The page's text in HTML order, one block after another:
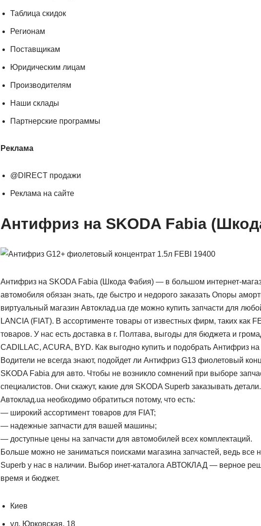
Таблица скидок
Регионам
Поставщикам
Юридическим лицам
Производителям
Наши склады
Партнерские программы
Реклама
@DIRECT продажи
Реклама на сайте
Антифриз на SKODA Fabia
Антифриз на SKODA Fabia (Шкода Фабия) — в большом интернет-
автомобиля обязан знать, где быстро и недорого заказать Опоры
виртуальный магазин Автоклад.ua где можно купить запчасти для
LANCIA (FIAT). В ассортименте товары от известных фирм, таких как
товаров. У нас есть доставка в г. Полтава, выгоды для бюджета и
CADILLAC, ACURA, BYD. Как выгодно купить и подобрать Антифриз
Водители не всегда знают, подойдет ли Антифриз G13 фиолетовый
SKODA Fabia для авто. Чтобы не возникло сомнений при выборе
специалистов. Они скажут, какие для SKODA Superb заказывать
Автоклад.ua необходимо обратиться потому, что есть:
— широкий ассортимент товаров для FIAT;
— надежные запчасти для вашей машины;
— доступные цены на запчасти для автомобилей всех комплектаций.
Больше можно не заниматься поисками магазина запчастей, ведь все
Superb у нас в наличии. Выбор инет-каталога АВТОКЛАД — верное
время и бюджет.
Киев
ул. Юрковская, 18